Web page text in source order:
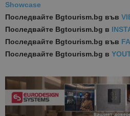
Showcase
Последвайте Bgtourism.bg във
Последвайте Bgtourism.bg в
Последвайте Bgtourism.bg във
Последвайте Bgtourism.bg в